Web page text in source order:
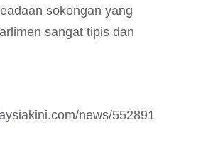
sokongan yang
sangat tipis dan
news/552891